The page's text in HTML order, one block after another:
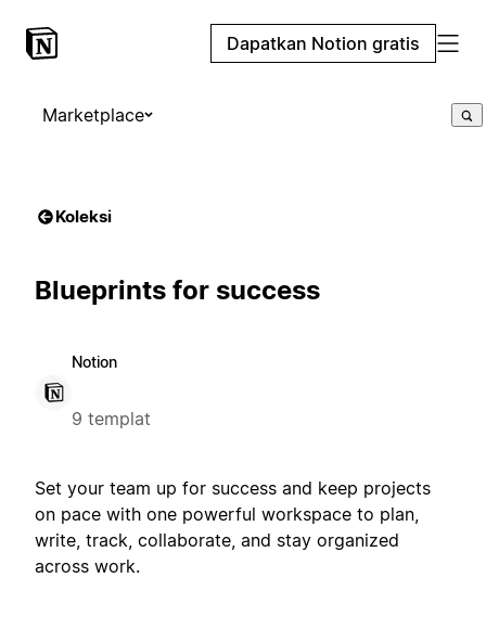
Dapatkan Notion gratis
Marketplace
Koleksi
Blueprints for success
Notion
9 templat
Set your team up for success and keep projects
on pace with one powerful workspace to plan,
write, track, collaborate, and stay organized
across work.